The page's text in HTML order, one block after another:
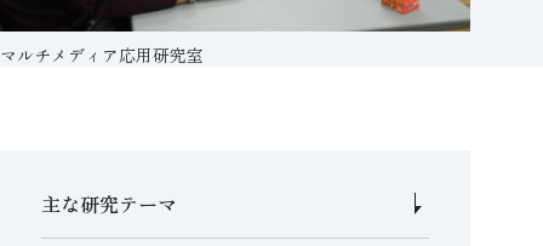
マルチメディア応用研究室
主な研究テーマ